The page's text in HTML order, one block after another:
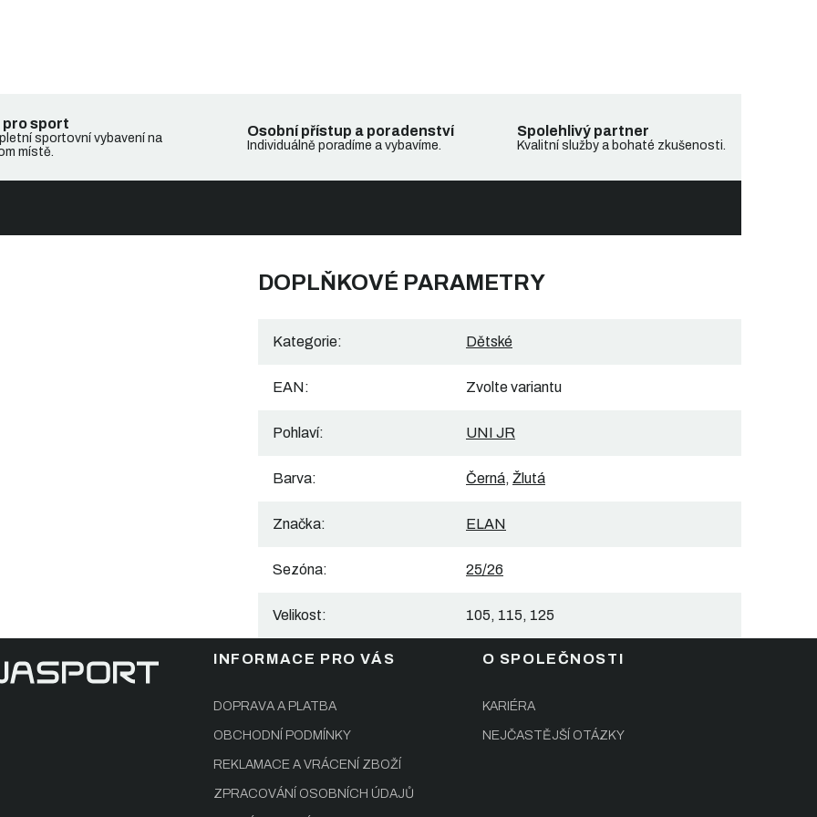
pro sport
sportovní vybavení na
místě.
Osobní přístup a poradenství
Individuálně poradíme a vybavíme.
Spolehlivý partner
Kvalitní služby a bohaté zkušenosti.
DOPLŇKOVÉ PARAMETRY
Kategorie: Dětské
EAN: Zvolte variantu
Pohlaví: UNI JR
Barva: Černá, Žlutá
Značka: ELAN
Sezóna: 25/26
Velikost: 105, 115, 125
INFORMACE PRO VÁS
DOPRAVA A PLATBA
OBCHODNÍ PODMÍNKY
REKLAMACE A VRÁCENÍ ZBOŽÍ
ZPRACOVÁNÍ OSOBNÍCH ÚDAJŮ
O SPOLEČNOSTI
KARIÉRA
NEJČASTĚJŠÍ OTÁZKY